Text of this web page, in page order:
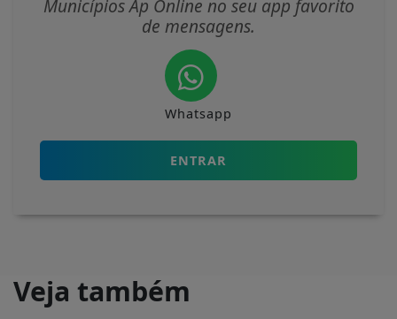
Municípios Ap Online no seu app favorito
de mensagens.
Whatsapp
ENTRAR
Veja também